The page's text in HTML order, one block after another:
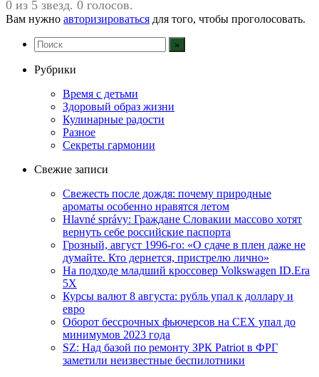
0 из 5 звезд. 0 голосов.
Вам нужно авторизироваться для того, чтобы проголосовать.
Рубрики
Время с детьми
Здоровый образ жизни
Кулинарные радости
Разное
Секреты гармонии
Свежие записи
Свежесть после дождя: почему природные
ароматы особенно нравятся летом
Hlavné správy: Граждане Словакии массово хотят
вернуть себе российские паспорта
Грозный, август 1996-го: «О сдаче в плен даже не
думайте. Кто дернется, пристрелю лично»
На подходе младший кроссовер Volkswagen ID.Era
5X
Курсы валют 8 августа: рубль упал к доллару и
евро
Оборот бессрочных фьючерсов на CEX упал до
минимумов 2023 года
SZ: Над базой по ремонту ЗРК Patriot в ФРГ
заметили неизвестные беспилотники